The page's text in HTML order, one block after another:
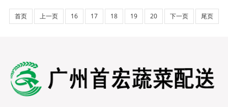
首页 上一页 16 17 18 19 20 下一页 尾页